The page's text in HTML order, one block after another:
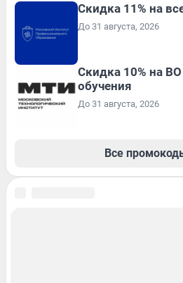
Скидка 11% на
До 31 августа, 2026
Скидка 10% на
обучения
До 31 августа, 2026
Все